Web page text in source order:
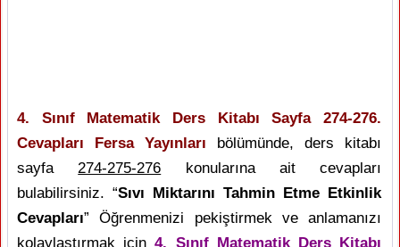
4. Sınıf Matematik Ders Kitabı Sayfa 274-276.
Cevapları Fersa Yayınları bölümünde, ders kitabı
sayfa274-275-276 konularına ait cevapları
bulabilirsiniz. “Sıvı Miktarını Tahmin Etme Etkinlik
Cevapları” Öğrenmenizi pekiştirmek ve anlamanızı
kolaylaştırmak için4. Sınıf Matematik Ders Kitabı